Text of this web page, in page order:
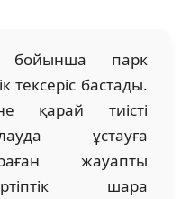
бойынша парк
тексеріс бастады.
қарай тиісті
ұстауға
жауапты
шара